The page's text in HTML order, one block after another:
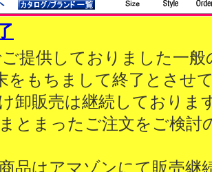
提供しておりました一
をもちまして終了とさせ
卸販売は継続しておりま
とまったご注文をご検討
品はアマゾンにて販売継